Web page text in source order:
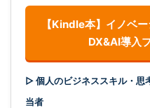
【Kindle本】イノベ
DX&AI導入
▷ 個人のビジネススキル・思
当者